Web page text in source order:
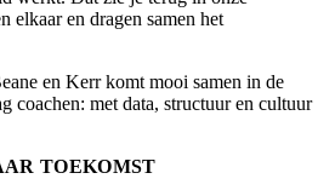
elkaar en dragen samen het
en Kerr komt mooi samen in de
coachen: met data, structuur en cultuur
TOEKOMST